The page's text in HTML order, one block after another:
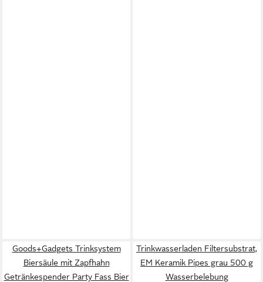
Goods+Gadgets Trinksystem
Biersäule mit Zapfhahn
Getränkespender Party Fass Bier
Trinkwasserladen Filtersubstrat,
EM Keramik Pipes grau 500 g
Wasserbelebung